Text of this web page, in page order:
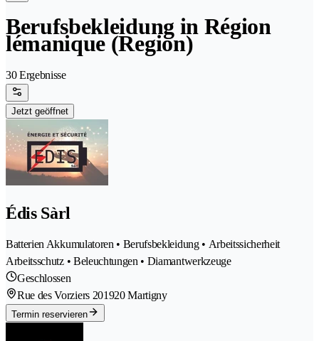
Berufsbekleidung in Région
lémanique (Region)
30 Ergebnisse
Jetzt geöffnet
Édis Sàrl
Batterien Akkumulatoren • Berufsbekleidung • Arbeitssicherheit
Arbeitsschutz • Beleuchtungen • Diamantwerkzeuge
Geschlossen
Rue des Vorziers 201920 Martigny
Termin reservieren